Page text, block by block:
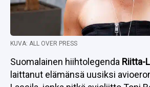
KUVA: ALL OVER PRESS
Suomalainen hiihtolegenda Riitta-
laittanut elämänsä uusiksi